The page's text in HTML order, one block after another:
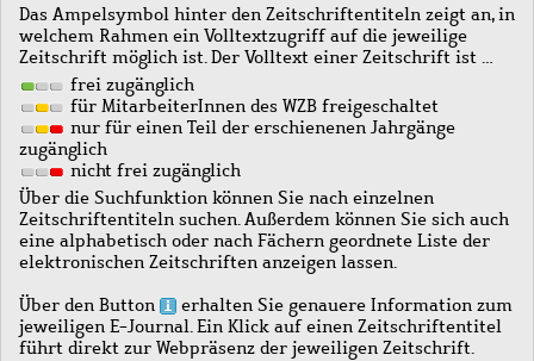
Das Ampelsymbol hinter den Zeitschriftentiteln zeigt an, in
welchem Rahmen ein Volltextzugriff auf die jeweilige
Zeitschrift möglich ist. Der Volltext einer Zeitschrift ist …
frei zugänglich
für MitarbeiterInnen des WZB freigeschaltet
nur für einen Teil der erschienenen Jahrgänge
zugänglich
nicht frei zugänglich
Über die Suchfunktion können Sie nach einzelnen
Zeitschriftentiteln suchen. Außerdem können Sie sich auch
eine alphabetisch oder nach Fächern geordnete Liste der
elektronischen Zeitschriften anzeigen lassen.
Über den Button
erhalten Sie genauere Information zum
jeweiligen E-Journal. Ein Klick auf einen Zeitschriftentitel
führt direkt zur Webpräsenz der jeweiligen Zeitschrift.